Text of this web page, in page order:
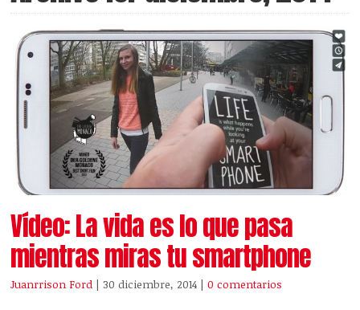
Vídeo: La vida es lo que pasa
mientras miras tu smartphone
Juanrrison Ford | 30 diciembre, 2014 |0 comentarios